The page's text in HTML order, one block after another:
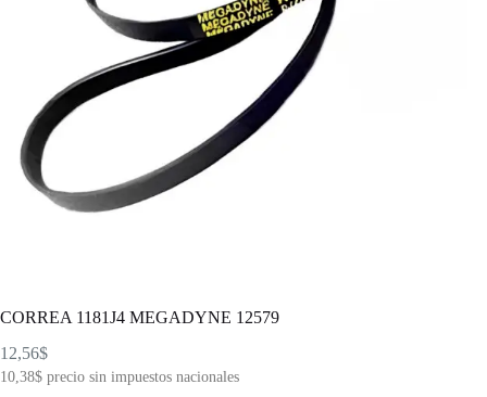
CORREA 1181J4 MEGADYNE 12579
12,56$
10,38$ precio sin impuestos nacionales